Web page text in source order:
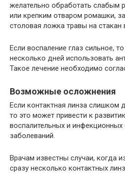
желательно обработать слабым
или крепким отваром ромашки,
столовая ложка травы на стакан
Если воспаление глаз сильное,
несколько дней использовать
Такое лечение необходимо
Возможные осложнения
Если контактная линза слишком
то это может привести к
воспалительных и
заболеваний.
Врачам известны случаи, когда
сразу несколько контактных